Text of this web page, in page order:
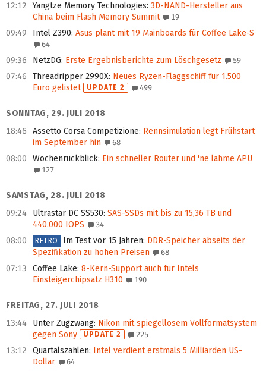
12:12 Yangtze Memory Technologies: 3D-NAND-Hersteller aus
China beim Flash Memory Summit
19
09:49 Intel Z390: Asus plant mit 19 Mainboards für Coffee Lake-S
64
09:36 NetzDG: Erste Ergebnisberichte zum Löschgesetz 59
07:46 Threadripper 2990X: Neues Ryzen-Flaggschiff für 1.500
Euro gelistet
UPDATE 2 499
SONNTAG, 29. JULI 2018
18:46
Assetto Corsa Competizione: Rennsimulation legt Frühstart
im September hin
68
08:00 Wochenrückblick: Ein schneller Router und 'ne lahme APU
127
SAMSTAG, 28. JULI 2018
09:24
Ultrastar DC SS530: SAS-SSDs mit bis zu 15,36 TB und
440.000 IOPS
34
08:00 RETRO Im Test vor 15 Jahren: DDR-Speicher abseits der
Spezifikation zu hohen Preisen
68
07:13 Coffee Lake: 8-Kern-Support auch für Intels
Einsteigerchipsatz H310
190
FREITAG, 27. JULI 2018
13:44
Unter Zugzwang: Nikon mit spiegellosem Vollformatsystem
gegen Sony
UPDATE 2 225
13:12 Quartalszahlen: Intel verdient erstmals 5 Milliarden US-
Dollar
64